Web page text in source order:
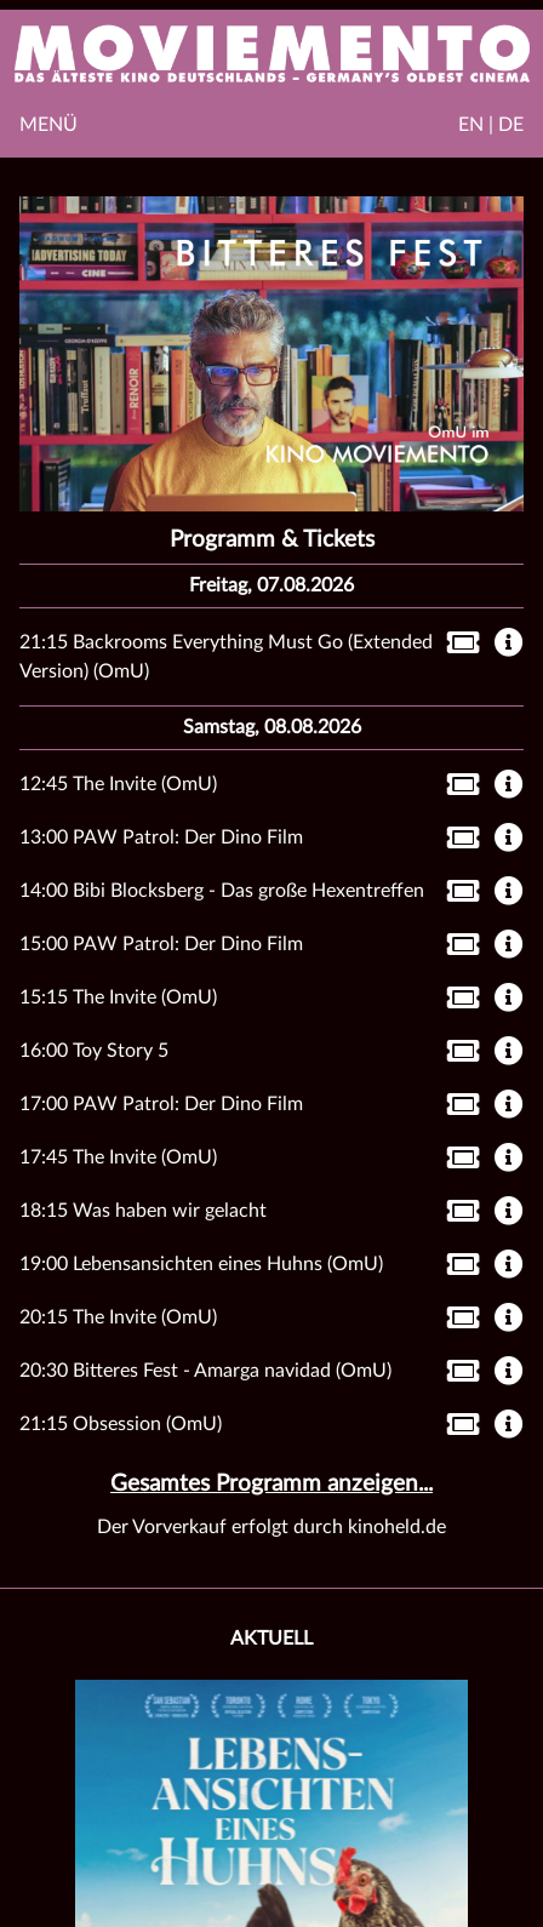
EN | DE
MENÜ
AKTUELL
Programm & Tickets
Freitag, 07.08.2026
21:15 Backrooms Everything Must Go (Extended
Version) (OmU)
Samstag, 08.08.2026
12:45 The Invite (OmU)
13:00 PAW Patrol: Der Dino Film
14:00 Bibi Blocksberg - Das große Hexentreffen
15:00 PAW Patrol: Der Dino Film
15:15 The Invite (OmU)
16:00 Toy Story 5
17:00 PAW Patrol: Der Dino Film
17:45 The Invite (OmU)
18:15 Was haben wir gelacht
19:00 Lebensansichten eines Huhns (OmU)
20:15 The Invite (OmU)
20:30 Bitteres Fest - Amarga navidad (OmU)
21:15 Obsession (OmU)
Gesamtes Programm anzeigen...
Der Vorverkauf erfolgt durch kinoheld.de